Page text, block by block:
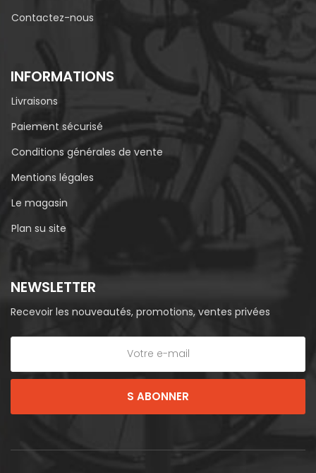
Contactez-nous
INFORMATIONS
Livraisons
Paiement sécurisé
Conditions générales de vente
Mentions légales
Le magasin
Plan su site
NEWSLETTER
Recevoir les nouveautés, promotions, ventes privées
S ABONNER